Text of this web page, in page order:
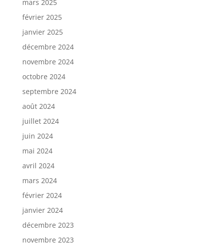
mars 2025
février 2025
janvier 2025
décembre 2024
novembre 2024
octobre 2024
septembre 2024
août 2024
juillet 2024
juin 2024
mai 2024
avril 2024
mars 2024
février 2024
janvier 2024
décembre 2023
novembre 2023